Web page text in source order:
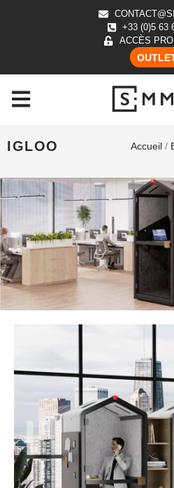
+33 (0)5 63
ACCÈS
IGLOO Accueil /